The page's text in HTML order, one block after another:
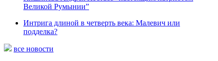
Великой Румынии”
Интрига длиной в четверть века: Малевич или
подделка?
все новости